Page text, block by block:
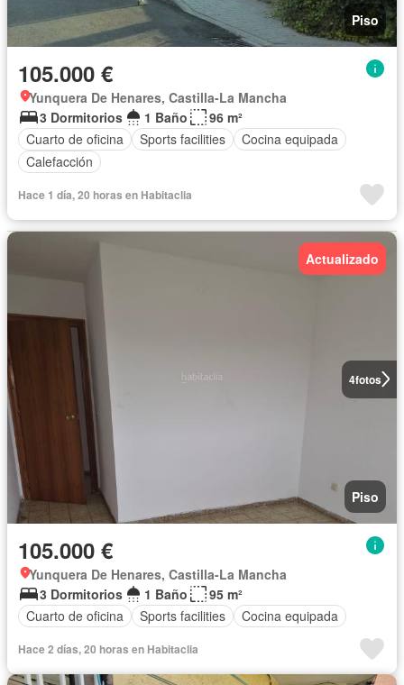
Piso
105.000 €
Yunquera De Henares, Castilla-La Mancha
3 Dormitorios
1 Baño
96 m²
Cuarto de oficina
Sports facilities
Cocina equipada
Calefacción
Hace 1 día, 20 horas en Habitaclia
4fotos
Actualizado
Piso
105.000 €
Yunquera De Henares, Castilla-La Mancha
3 Dormitorios
1 Baño
95 m²
Cuarto de oficina
Sports facilities Cocina equipada
Hace 2 días, 20 horas en Habitaclia